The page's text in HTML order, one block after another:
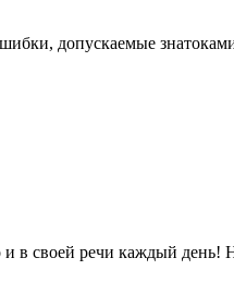
допускаемые
своей речи каждый день!